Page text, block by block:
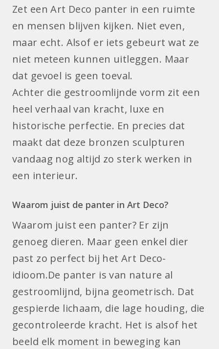
Zet een Art Deco panter in een ruimte
en mensen blijven kijken. Niet even,
maar echt. Alsof er iets gebeurt wat ze
niet meteen kunnen uitleggen. Maar
dat gevoel is geen toeval.
Achter die gestroomlijnde vorm zit een
heel verhaal van kracht, luxe en
historische perfectie. En precies dat
maakt dat deze bronzen sculpturen
vandaag nog altijd zo sterk werken in
een interieur.
Waarom juist de panter in Art Deco?
Waarom juist een panter? Er zijn
genoeg dieren. Maar geen enkel dier
past zo perfect bij het Art Deco-
idioom.De panter is van nature al
gestroomlijnd, bijna geometrisch. Dat
gespierde lichaam, die lage houding, die
gecontroleerde kracht. Het is alsof het
beeld elk moment in beweging kan